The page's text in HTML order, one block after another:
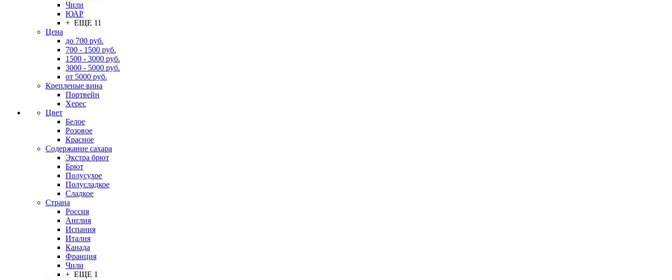
Чили
ЮАР
+ ЕЩЕ 11
Цена
до 700 руб.
700 - 1500 руб.
1500 - 3000 руб.
3000 - 5000 руб.
от 5000 руб.
Крепленые вина
Портвейн
Херес
Цвет
Белое
Розовое
Красное
Содержание сахара
Экстра брют
Брют
Полусухое
Полусладкое
Сладкое
Страна
Россия
Англия
Испания
Италия
Канада
Франция
Чили
+ ЕЩЕ 1